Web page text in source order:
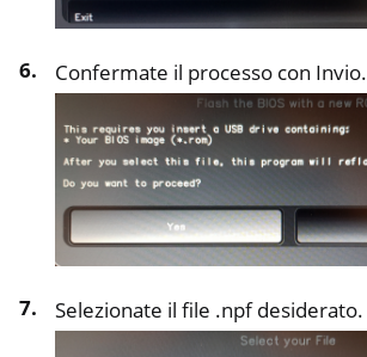
Confermate il processo con Invio.
Selezionate il file .npf desiderato.